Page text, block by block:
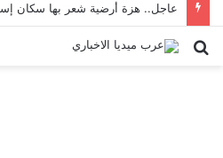
عاجل.. هزة أرضية شعر بها سكان
بحث عن